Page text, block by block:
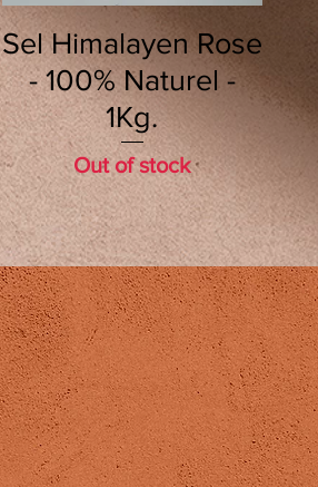
Quick View
Sel Himalayen Rose
- 100% Naturel -
1Kg.
Out of stock